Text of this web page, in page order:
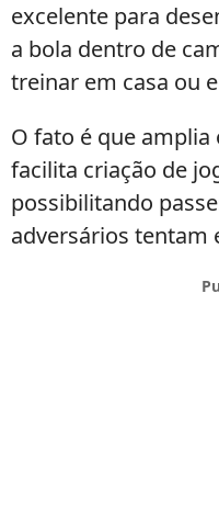
excelente para
a bola dentro de
treinar em casa ou
O fato é que
facilita criação de
possibilitando
adversários tentam